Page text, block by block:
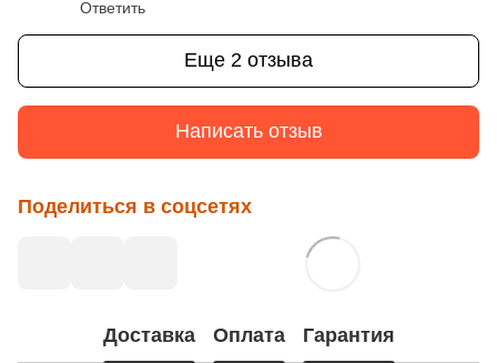
Ответить
Еще 2 отзыва
Написать отзыв
Поделиться в соцсетях
Доставка Оплата Гарантия